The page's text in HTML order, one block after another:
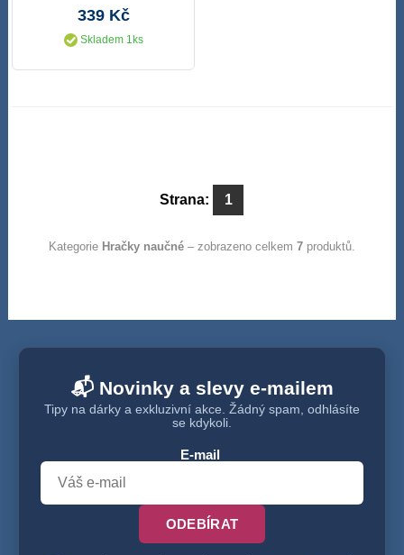
zvukem v krabičce MPZ
339 Kč
Skladem 1ks
Strana: 1
Kategorie Hračky naučné– zobrazeno celkem 7produktů.
📬 Novinky a slevy e-mailem
Tipy na dárky a exkluzivní akce. Žádný spam, odhlásíte
se kdykoli.
E-mail
ODEBÍRAT